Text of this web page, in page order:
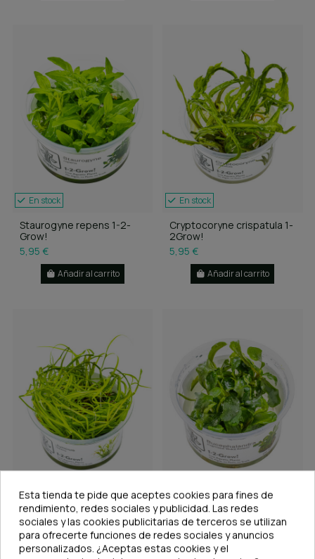
En stock
Staurogyne repens 1-2-
Grow!
5,95 €
Añadir al carrito
En stock
Cryptocoryne crispatula 1-
2Grow!
5,95 €
Añadir al carrito
Juncus repens 1-2-Grow!
5,95 €
Bucephalandra pygmaea
'Bukit Kelam' 1-2-Grow!
7,95 €
Esta tienda te pide que aceptes cookies para fines de
rendimiento, redes sociales y publicidad. Las redes
sociales y las cookies publicitarias de terceros se utilizan
para ofrecerte funciones de redes sociales y anuncios
personalizados. ¿Aceptas estas cookies y el